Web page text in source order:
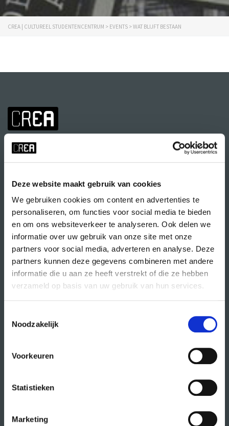
Deze website maakt gebruik van cookies
We gebruiken cookies om content en advertenties te
personaliseren, om functies voor social media te bieden
en om ons websiteverkeer te analyseren. Ook delen we
informatie over uw gebruik van onze site met onze
partners voor social media, adverteren en analyse. Deze
partners kunnen deze gegevens combineren met andere
informatie die u aan ze heeft verstrekt of die ze hebben
verzameld op basis van uw gebruik van hun services.
Noodzakelijk
Voorkeuren
Statistieken
Marketing
CREA | CULTUREEL STUDENTENCENTRUM > EVENTS > WAT BLIJFT BESTAAN
Volg CREA ook
direct naar
agenda
wat doet CREA?